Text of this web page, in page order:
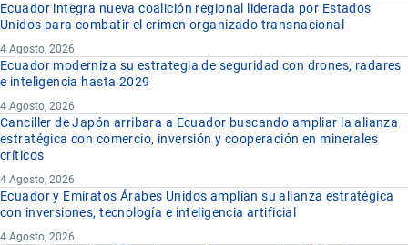
Ecuador integra nueva coalición regional liderada por Estados
Unidos para combatir el crimen organizado transnacional
4 Agosto, 2026
Ecuador moderniza su estrategia de seguridad con drones, radares
e inteligencia hasta 2029
4 Agosto, 2026
Canciller de Japón arribara a Ecuador buscando ampliar la alianza
estratégica con comercio, inversión y cooperación en minerales
críticos
4 Agosto, 2026
Ecuador y Emiratos Árabes Unidos amplían su alianza estratégica
con inversiones, tecnología e inteligencia artificial
4 Agosto, 2026